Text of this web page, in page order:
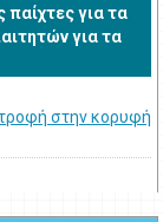
παίχτες για τα
για τα
στην κορυφή